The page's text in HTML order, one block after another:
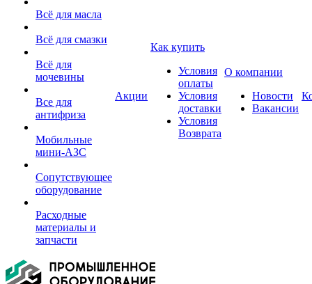
Всё для масла
Всё для смазки
Всё для
мочевины
Все для
антифриза
Мобильные
мини-АЗС
Сопутствующее
оборудование
Расходные
материалы и
запчасти
Акции
Как купить
Условия
оплаты
Условия
доставки
Условия
Возврата
О компании
Новости
Вакансии